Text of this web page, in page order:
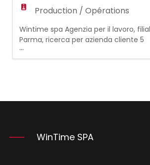
Production / Opérations
Wintime spa Agenzia per il lavoro,
Parma, ricerca per azienda cliente 5
ADDETTE/I AL CONFEZIONAMENTO DI
PRODOTTI COSMETICI. Le risorse si
etichettatura, imballaggio dei
contatto con candidate/i con
...
WinTime SPA